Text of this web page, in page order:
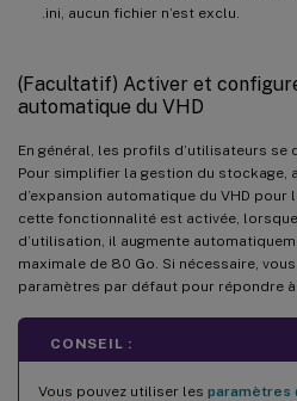
.ini, aucun fichier n’est exclu.
(Facultatif) Activer et
automatique du VHD
En général, les profils d’utilisateurs se
Pour simplifier la gestion du stockage,
d’expansion automatique du VHD
cette fonctionnalité est activée,
d’utilisation, il augmente
maximale de 80 Go. Si nécessaire,
paramètres par défaut pour répondre
CONSEIL :
Vous pouvez utiliser les paramètres